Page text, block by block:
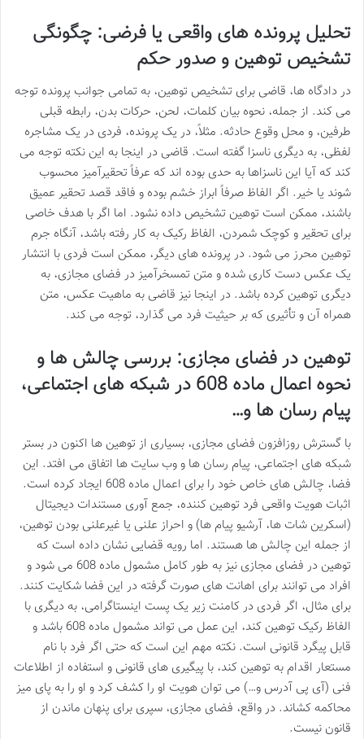
تحلیل پرونده های واقعی یا فرضی: چگونگی
تشخیص توهین و صدور حکم
در دادگاه ها، قاضی برای تشخیص توهین، به تمامی جوانب پرونده توجه
می کند. از جمله، نحوه بیان کلمات، لحن، حرکات بدن، رابطه قبلی
طرفین، و محل وقوع حادثه. مثلاً، در یک پرونده، فردی در یک مشاجره
لفظی، به دیگری ناسزا گفته است. قاضی در اینجا به این نکته توجه می
کند که آیا این ناسزاها به حدی بوده اند که عرفاً تحقیرآمیز محسوب
شوند یا خیر. اگر الفاظ صرفاً ابراز خشم بوده و فاقد قصد تحقیر عمیق
باشند، ممکن است توهین تشخیص داده نشود. اما اگر با هدف خاصی
برای تحقیر و کوچک شمردن، الفاظ رکیک به کار رفته باشد، آنگاه جرم
توهین محرز می شود. در پرونده های دیگر، ممکن است فردی با انتشار
یک عکس دست کاری شده و متن تمسخرآمیز در فضای مجازی، به
دیگری توهین کرده باشد. در اینجا نیز قاضی به ماهیت عکس، متن
همراه آن و تأثیری که بر حیثیت فرد می گذارد، توجه می کند.
توهین در فضای مجازی: بررسی چالش ها و
نحوه اعمال ماده 608 در شبکه های اجتماعی،
پیام رسان ها و…
با گسترش روزافزون فضای مجازی، بسیاری از توهین ها اکنون در بستر
شبکه های اجتماعی، پیام رسان ها و وب سایت ها اتفاق می افتد. این
فضا، چالش های خاص خود را برای اعمال ماده 608 ایجاد کرده است.
اثبات هویت واقعی فرد توهین کننده، جمع آوری مستندات دیجیتال
(اسکرین شات ها، آرشیو پیام ها) و احراز علنی یا غیرعلنی بودن توهین،
از جمله این چالش ها هستند. اما رویه قضایی نشان داده است که
توهین در فضای مجازی نیز به طور کامل مشمول ماده 608 می شود و
افراد می توانند برای اهانت های صورت گرفته در این فضا شکایت کنند.
برای مثال، اگر فردی در کامنت زیر یک پست اینستاگرامی، به دیگری با
الفاظ رکیک توهین کند، این عمل می تواند مشمول ماده 608 باشد و
قابل پیگرد قانونی است. نکته مهم این است که حتی اگر فرد با نام
مستعار اقدام به توهین کند، با پیگیری های قانونی و استفاده از اطلاعات
فنی (آی پی آدرس و…) می توان هویت او را کشف کرد و او را به پای میز
محاکمه کشاند. در واقع، فضای مجازی، سپری برای پنهان ماندن از
قانون نیست.